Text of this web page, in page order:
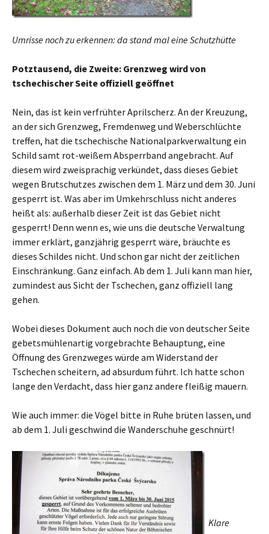
Umrisse noch zu erkennen: da stand mal eine Schutzhütte
Potztausend, die Zweite: Grenzweg wird von
tschechischer Seite offiziell geöffnet
Nein, das ist kein verfrühter Aprilscherz. An der Kreuzung,
an der sich Grenzweg, Fremdenweg und Weberschlüchte
treffen, hat die tschechische Nationalparkverwaltung ein
Schild samt rot-weißem Absperrband angebracht. Auf
diesem wird zweisprachig verkündet, dass dieses Gebiet
wegen Brutschutzes zwischen dem 1. März und dem 30. Juni
gesperrt ist. Was aber im Umkehrschluss nicht anderes
heißt als: außerhalb dieser Zeit ist das Gebiet nicht
gesperrt! Denn wenn es, wie uns die deutsche Verwaltung
immer erklärt, ganzjährig gesperrt wäre, bräuchte es
dieses Schildes nicht. Und schon gar nicht der zeitlichen
Einschränkung. Ganz einfach. Ab dem 1. Juli kann man hier,
zumindest aus Sicht der Tschechen, ganz offiziell lang
gehen.
Wobei dieses Dokument auch noch die von deutscher Seite
gebetsmühlenartig vorgebrachte Behauptung, eine
Öffnung des Grenzweges würde am Widerstand der
Tschechen scheitern, ad absurdum führt. Ich hatte schon
lange den Verdacht, dass hier ganz andere fleißig mauern.
Wie auch immer: die Vögel bitte in Ruhe brüten lassen, und
ab dem 1. Juli geschwind die Wanderschuhe geschnürt!
Klare